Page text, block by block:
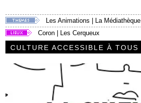
Les Animations La Médiathèque
Coron
Les Cerqueux
CULTURE ACCESSIBLE À TOUS